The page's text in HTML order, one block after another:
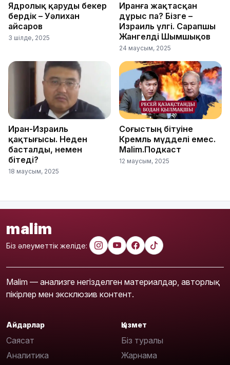
Ядролық қаруды бекер
бердік – Уәлихан
Қайсаров
3 шілде, 2025
Иранға жақтасқан
дұрыс па? Бізге –
Израиль үлгі. Сарапшы
Жангелді Шымшықов
24 маусым, 2025
Иран-Израиль
қақтығысы. Неден
басталды, немен
бітеді?
18 маусым, 2025
Соғыстың бітуіне
Кремль мүдделі емес.
Malim.Подкаст
12 маусым, 2025
malim
Біз әлеуметтік желіде:
Malim — анализге негізделген материалдар, авторлық
пікірлер мен эксклюзив контент.
Айдарлар
Саясат
Аналитика
Қызмет
Біз туралы
Жарнама